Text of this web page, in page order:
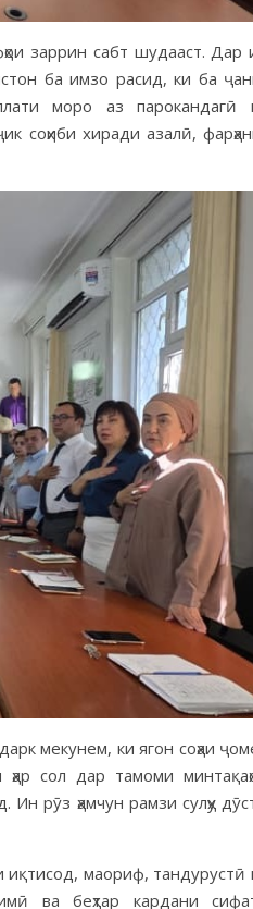
заррин сабт шудааст. Дар
ба имзо расид, ки ба
моро аз парокандагӣ
соҳиби хиради азалӣ,
мекунем, ки ягон соҳаи
сол дар тамоми
рӯз ҳамчун рамзи сулҳу
иқтисод, маориф, тандурустӣ
ва беҳтар кардани